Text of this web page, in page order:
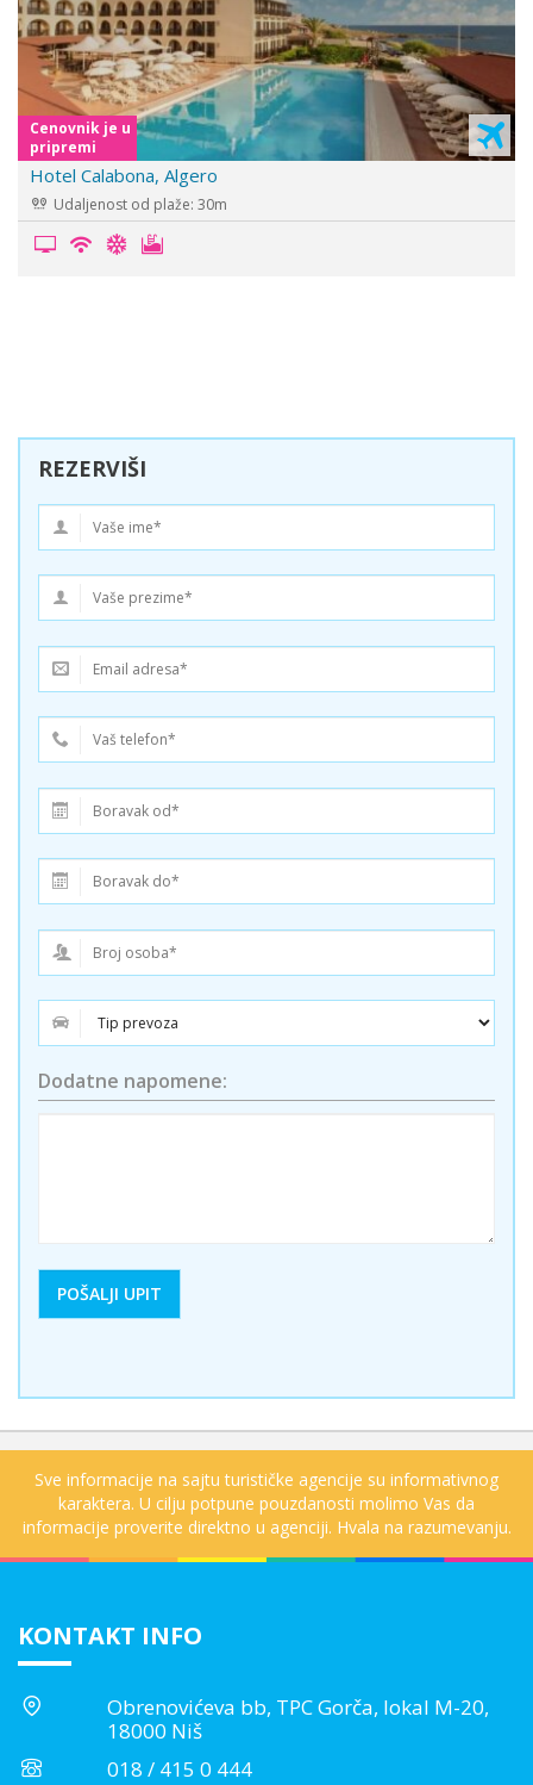
Cenovnik je u
pripremi
Hotel Rina, Alghero
Udaljenost od plaže: 100m
REZERVIŠI
Dodatne napomene:
Sve informacije na sajtu turističke agencije su informativnog
karaktera. U cilju potpune pouzdanosti molimo Vas da
informacije proverite direktno u agenciji. Hvala na razumevanju.
KONTAKT INFO
Obrenovićeva bb, TPC Gorča, lokal M-20,
18000 Niš
018 / 415 0 444